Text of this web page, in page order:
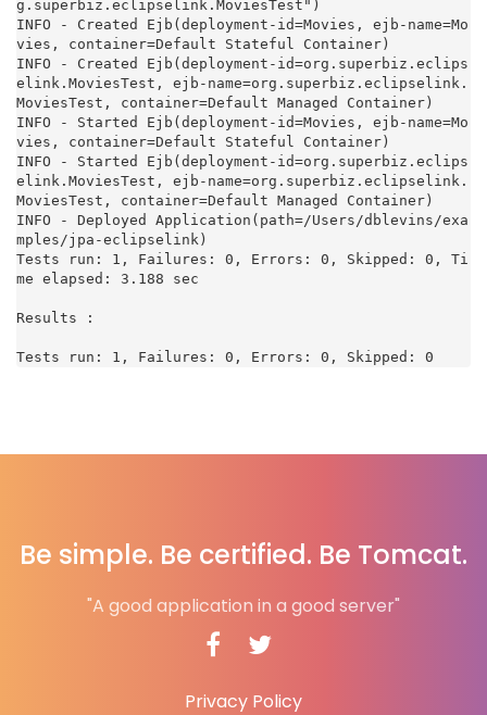
g.superbiz.eclipselink.MoviesTest")
INFO - Created Ejb(deployment-id=Movies, ejb-name=Mo
vies, container=Default Stateful Container)
INFO - Created Ejb(deployment-id=org.superbiz.eclips
elink.MoviesTest, ejb-name=org.superbiz.eclipselink.
MoviesTest, container=Default Managed Container)
INFO - Started Ejb(deployment-id=Movies, ejb-name=Mo
vies, container=Default Stateful Container)
INFO - Started Ejb(deployment-id=org.superbiz.eclips
elink.MoviesTest, ejb-name=org.superbiz.eclipselink.
MoviesTest, container=Default Managed Container)
INFO - Deployed Application(path=/Users/dblevins/exa
mples/jpa-eclipselink)
Tests run: 1, Failures: 0, Errors: 0, Skipped: 0, Ti
me elapsed: 3.188 sec
Results :
Tests run: 1, Failures: 0, Errors: 0, Skipped: 0
Be simple. Be certified. Be Tomcat.
"A good application in a good server"
Privacy Policy